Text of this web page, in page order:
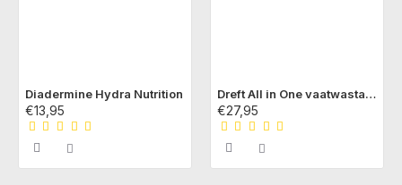
Diadermine Hydra Nutrition
€13,95
Dreft All in One vaatwastabs Originals
€27,95